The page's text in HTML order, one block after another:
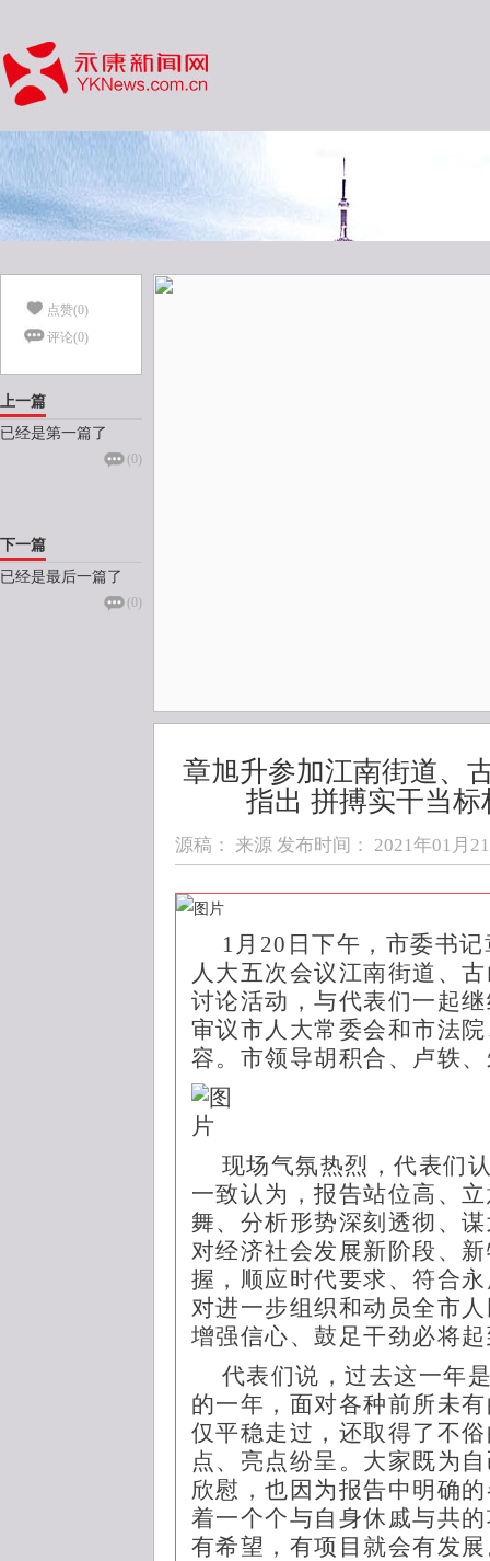
点赞(0)
评论(0)
上一篇
已经是第一篇了
(0)
下一篇
已经是最后一篇了
(0)
章旭升参加江南街道、
指出 拼搏实干当
源稿： 来源 发布时间： 2021年01月
1月20日下午，市委书
人大五次会议江南街道、
讨论活动，与代表们一起
审议市人大常委会和市法
容。市领导胡积合、卢轶
现场气氛热烈，代表们
一致认为，报告站位高、
舞、分析形势深刻透彻、
对经济社会发展新阶段、
握，顺应时代要求、符合
对进一步组织和动员全市
增强信心、鼓足干劲必将
代表们说，过去这一年
的一年，面对各种前所未
仅平稳走过，还取得了不
点、亮点纷呈。大家既为
欣慰，也因为报告中明确
着一个个与自身休戚与共
有希望，有项目就会有发